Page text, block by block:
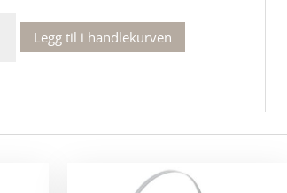
Legg til i handlekurven